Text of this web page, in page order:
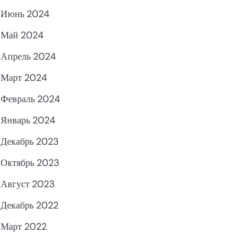
Июнь 2024
Май 2024
Апрель 2024
Март 2024
Февраль 2024
Январь 2024
Декабрь 2023
Октябрь 2023
Август 2023
Декабрь 2022
Март 2022